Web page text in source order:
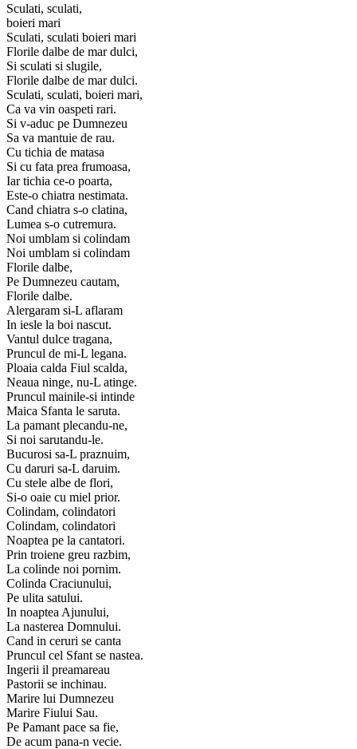
Sculati,sculati
Sculati, sculati,
boieri mari
Sculati, sculati boieri mari
Florile dalbe de mar dulci,
Si sculati si slugile,
Florile dalbe de mar dulci.
Sculati, sculati, boieri mari,
Ca va vin oaspeti rari.
Si v-aduc pe Dumnezeu
Sa va mantuie de rau.
Cu tichia de matasa
Si cu fata prea frumoasa,
Iar tichia ce-o poarta,
Este-o chiatra nestimata.
Cand chiatra s-o clatina,
Lumea s-o cutremura.
Noi umblam si colindam
Noi umblam si colindam
Florile dalbe,
Pe Dumnezeu cautam,
Florile dalbe.
Alergaram si-L aflaram
In iesle la boi nascut.
Vantul dulce tragana,
Pruncul de mi-L legana.
Ploaia calda Fiul scalda,
Neaua ninge, nu-L atinge.
Pruncul mainile-si intinde
Maica Sfanta le saruta.
La pamant plecandu-ne,
Si noi sarutandu-le.
Bucurosi sa-L praznuim,
Cu daruri sa-L daruim.
Cu stele albe de flori,
Si-o oaie cu miel prior.
Colindam, colindatori
Colindam, colindatori
Noaptea pe la cantatori.
Prin troiene greu razbim,
La colinde noi pornim.
Colinda Craciunului,
Pe ulita satului.
In noaptea Ajunului,
La nasterea Domnului.
Cand in ceruri se canta
Pruncul cel Sfant se nastea.
Ingerii il preamareau
Pastorii se inchinau.
Marire lui Dumnezeu
Marire Fiului Sau.
Pe Pamant pace sa fie,
De acum pana-n vecie.